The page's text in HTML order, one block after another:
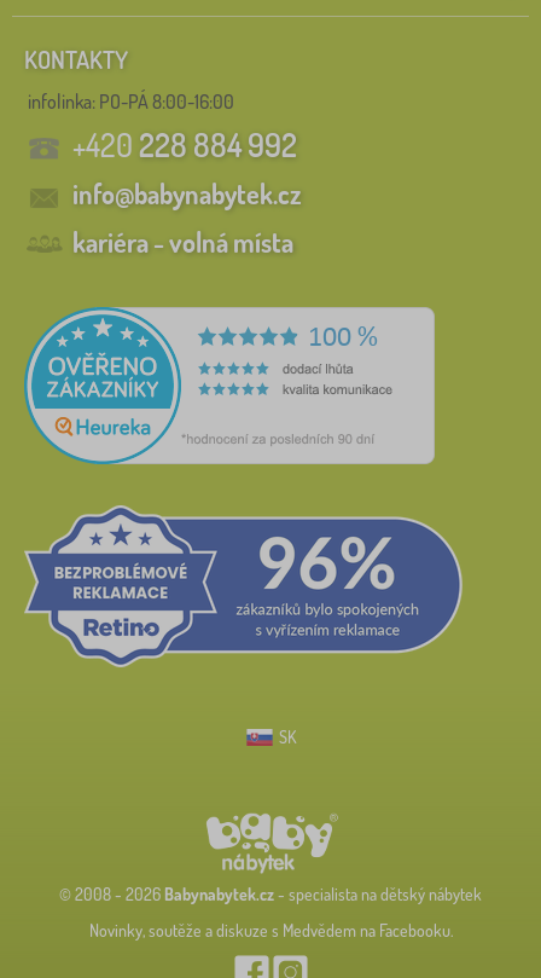
KONTAKTY
infolinka: PO-PÁ 8:00-16:00
+420228 884 992
info@babynabytek.cz
kariéra - volná místa
SK
© 2008 - 2026 Babynabytek.cz- specialista na dětský nábytek
Novinky, soutěže a diskuze s Medvědem na Facebooku.